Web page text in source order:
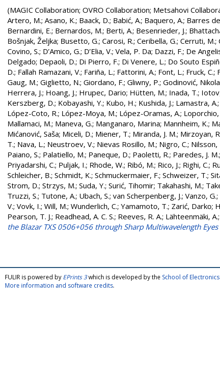
(MAGIC Collaboration; OVRO Collaboration; Metsahovi
Artero, M.; Asano, K.; Baack, D.; Babić, A.; Baquero, A.; Barres
Bernardini, E.; Bernardos, M.; Berti, A.; Besenrieder, J.;
Bošnjak, Željka; Busetto, G.; Carosi, R.; Ceribella, G.; Cerruti, M.;
Covino, S.; D’Amico, G.; D’Elia, V.; Vela, P. Da; Dazzi, F.; De
Delgado; Depaoli, D.; Di Pierro, F.; Di Venere, L.; Do Souto
D.; Fallah Ramazani, V.; Fariña, L.; Fattorini, A.; Font, L.; Fruck, C.;
Gaug, M.; Giglietto, N.; Giordano, F.; Gliwny, P.; Godinović, Nikola
Herrera, J.; Hoang, J.; Hrupec, Dario; Hütten, M.; Inada, T.;
Kerszberg, D.; Kobayashi, Y.; Kubo, H.; Kushida, J.; Lamastra, A.
López-Coto, R.; López-Moya, M.; López-Oramas, A.; Loporchio,
Mallamaci, M.; Maneva, G.; Manganaro, Marina; Mannheim, K.;
Mićanović, Saša; Miceli, D.; Miener, T.; Miranda, J. M.; Mirzoyan,
T.; Nava, L.; Neustroev, V.; Nievas Rosillo, M.; Nigro, C.; Nilsson,
Paiano, S.; Palatiello, M.; Paneque, D.; Paoletti, R.; Paredes, J. M.
Priyadarshi, C.; Puljak, I.; Rhode, W.; Ribó, M.; Rico, J.; Righi, C.;
Schleicher, B.; Schmidt, K.; Schmuckermaier, F.; Schweizer, T.;
Strom, D.; Strzys, M.; Suda, Y.; Surić, Tihomir; Takahashi, M.;
Truzzi, S.; Tutone, A.; Ubach, S.; van Scherpenberg, J.; Vanzo, G.;
V.; Vovk, I.; Will, M.; Wunderlich, C.; Yamamoto, T.; Zarić, Darko;
Pearson, T. J.; Readhead, A. C. S.; Reeves, R. A.; Lähteenmäki, A.
the Blazar TXS 0506+056 through Sharp Multiwavelength
FULIR is powered by EPrints 3which is developed by the School of
More information and software credits.